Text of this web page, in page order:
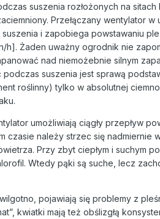
suszenia rozłożonych na
Przełączany wentylator
i zapobiega powstawaniu
h]. Żaden uważny ogrodnik nie
nad niemożebnie silnym
suszenia jest sprawą
roślinny) tylko w absolutnej
umożliwiają ciągły przepływ
czasie należy strzec się nadmiernie
Przy zbyt ciepłym i suchym
Wtedy pąki są suche, lecz
pojawiają się problemy z
kwiatki mają też obślizgłą